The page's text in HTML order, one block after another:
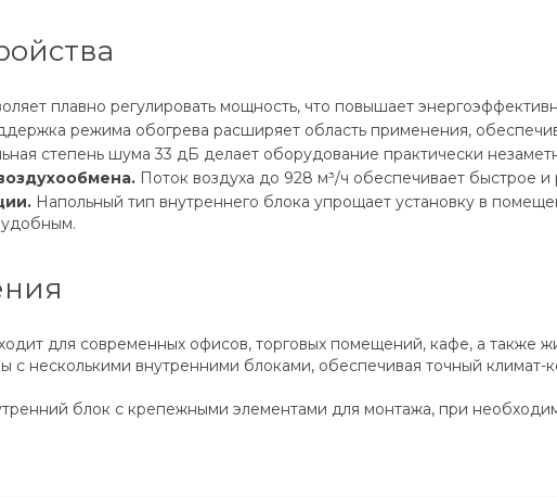
плавно регулировать мощность, что повышает
режима обогрева расширяет область применения,
степень шума 33 дБ делает оборудование практически
Поток воздуха до 928 м³/ч обеспечивает быстрое
Напольный тип внутреннего блока упрощает установку в
для современных офисов, торговых помещений, кафе, а также
с несколькими внутренними блоками, обеспечивая точный
блок с крепежными элементами для монтажа, при